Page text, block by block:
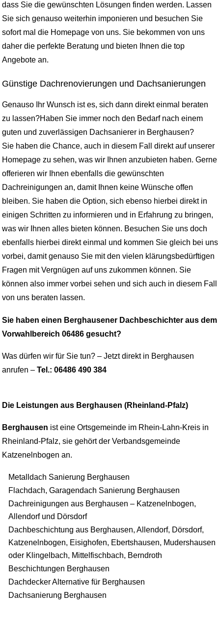
dass Sie die gewünschten Lösungen finden werden. Lassen
Sie sich genauso weiterhin imponieren und besuchen Sie
sofort mal die Homepage von uns. Sie bekommen von uns
daher die perfekte Beratung und bieten Ihnen die top
Angebote an.
Günstige Dachrenovierungen und Dachsanierungen
Genauso Ihr Wunsch ist es, sich dann direkt einmal beraten
zu lassen?Haben Sie immer noch den Bedarf nach einem
guten und zuverlässigen Dachsanierer in Berghausen?
Sie haben die Chance, auch in diesem Fall direkt auf unserer
Homepage zu sehen, was wir Ihnen anzubieten haben. Gerne
offerieren wir Ihnen ebenfalls die gewünschten
Dachreinigungen an, damit Ihnen keine Wünsche offen
bleiben. Sie haben die Option, sich ebenso hierbei direkt in
einigen Schritten zu informieren und in Erfahrung zu bringen,
was wir Ihnen alles bieten können. Besuchen Sie uns doch
ebenfalls hierbei direkt einmal und kommen Sie gleich bei uns
vorbei, damit genauso Sie mit den vielen klärungsbedürftigen
Fragen mit Vergnügen auf uns zukommen können. Sie
können also immer vorbei sehen und sich auch in diesem Fall
von uns beraten lassen.
Sie haben einen Berghausener Dachbeschichter aus dem
Vorwahlbereich 06486 gesucht?
Was dürfen wir für Sie tun? – Jetzt direkt in Berghausen
anrufen – Tel.: 06486 490 384
Die Leistungen aus Berghausen (Rheinland-Pfalz)
Berghausen ist eine Ortsgemeinde im Rhein-Lahn-Kreis in
Rheinland-Pfalz, sie gehört der Verbandsgemeinde
Katzenelnbogen an.
Metalldach Sanierung Berghausen
Flachdach, Garagendach Sanierung Berghausen
Dachreinigungen aus Berghausen – Katzenelnbogen,
Allendorf und Dörsdorf
Dachbeschichtung aus Berghausen, Allendorf, Dörsdorf,
Katzenelnbogen, Eisighofen, Ebertshausen, Mudershausen
oder Klingelbach, Mittelfischbach, Berndroth
Beschichtungen Berghausen
Dachdecker Alternative für Berghausen
Dachsanierung Berghausen